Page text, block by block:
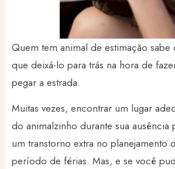
Quem tem animal de estimação
que deixá-lo para trás na hora de
pegar a estrada.
Muitas vezes, encontrar um lugar
do animalzinho durante sua ausência
um transtorno extra no planejamento
período de férias. Mas, e se você